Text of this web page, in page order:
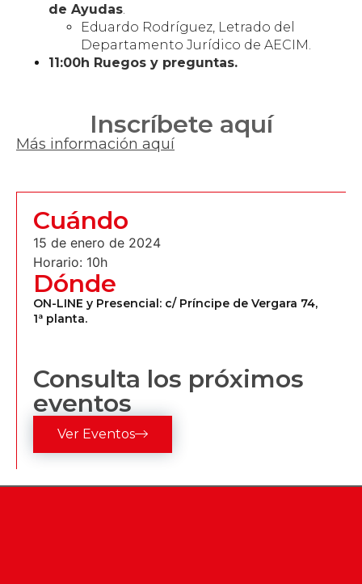
de Ayudas
Eduardo Rodríguez, Letrado del
Departamento Jurídico de AECIM.
11:00h Ruegos y preguntas.
Inscríbete aquí
Más información aquí
Cuándo
15 de enero de 2024
Horario: 10h
Dónde
ON-LINE y Presencial: c/ Príncipe de Vergara 74,
1ª planta.
Consulta los próximos
eventos
Ver Eventos